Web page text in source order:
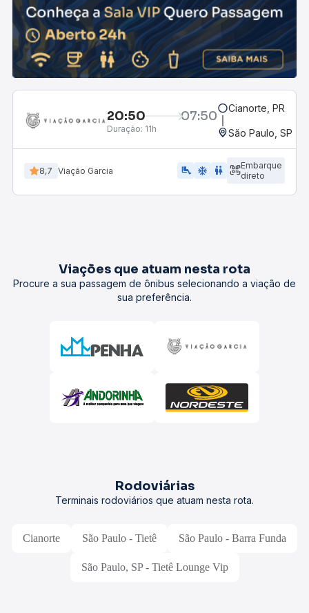
20:50 07:50
Duração: 11h
Cianorte, PR
São Paulo, SP -
8,7 Viação Garcia airline_seat_legroom_extra ac_unit wc
Embarque
direto
Viações que atuam nesta rota
Procure a sua passagem de ônibus selecionando a viação de
sua preferência.
Rodoviárias
Terminais rodoviários que atuam nesta rota.
Cianorte São Paulo - Tietê São Paulo - Barra Funda
São Paulo, SP - Tietê Lounge Vip